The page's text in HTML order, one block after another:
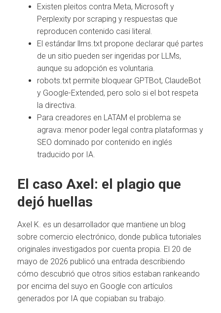
Existen pleitos contra Meta, Microsoft y
Perplexity por scraping y respuestas que
reproducen contenido casi literal.
El estándar llms.txt propone declarar qué partes
de un sitio pueden ser ingeridas por LLMs,
aunque su adopción es voluntaria.
robots.txt permite bloquear GPTBot, ClaudeBot
y Google-Extended, pero solo si el bot respeta
la directiva.
Para creadores en LATAM el problema se
agrava: menor poder legal contra plataformas y
SEO dominado por contenido en inglés
traducido por IA.
El caso Axel: el plagio que
dejó huellas
Axel K. es un desarrollador que mantiene un blog
sobre comercio electrónico, donde publica tutoriales
originales investigados por cuenta propia. El 20 de
mayo de 2026 publicó una entrada describiendo
cómo descubrió que otros sitios estaban rankeando
por encima del suyo en Google con artículos
generados por IA que copiaban su trabajo.